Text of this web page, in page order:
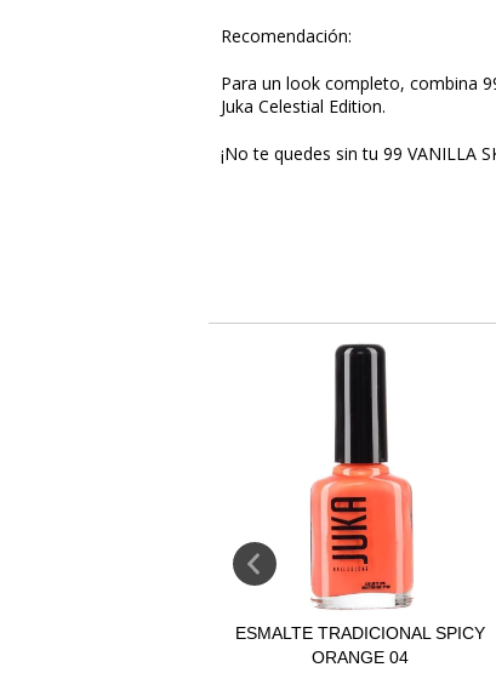
Recomendación:
Para un look completo, combina
Juka Celestial Edition.
¡No te quedes sin tu 99 VANILLA
ESMALTE TRADICIONAL SPICY
ORANGE 04